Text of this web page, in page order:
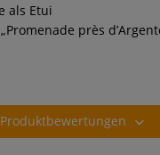
als Etui
près
Produktbewertungen